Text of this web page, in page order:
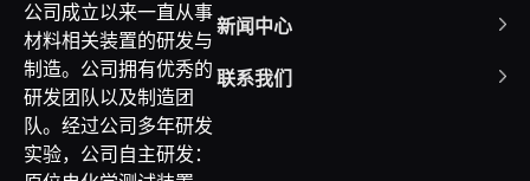
公司成立以来一直从事
材料相关装置的研发与
制造。公司拥有优秀的
研发团队以及制造团
队。经过公司多年研发
实验，公司自主研发：
新闻中心
联系我们